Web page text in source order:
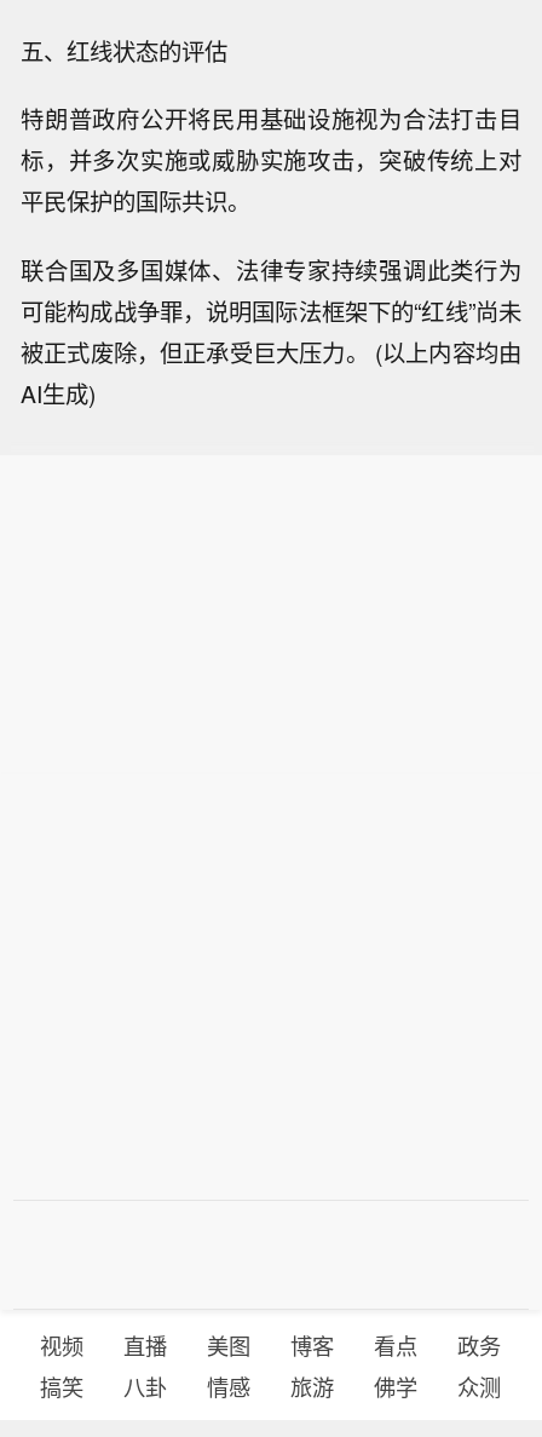
五、红线状态的评估
特朗普政府公开将民用基础设施视为合法打击目
标，并多次实施或威胁实施攻击，突破传统上对
平民保护的国际共识。
联合国及多国媒体、法律专家持续强调此类行为
可能构成战争罪，说明国际法框架下的“红线”尚未
被正式废除，但正承受巨大压力。 (以上内容均由
AI生成)
视频 直播 美图 博客 看点
政务
搞笑
八卦 情感 旅游 佛学 众测